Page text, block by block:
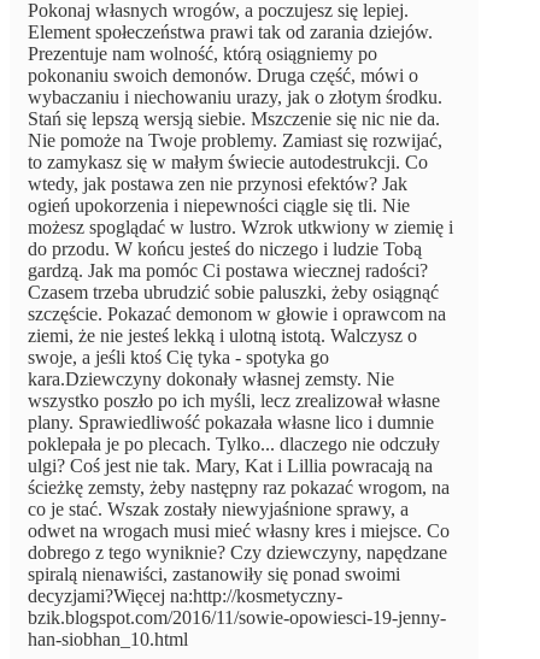
Pokonaj własnych wrogów, a poczujesz się lepiej.
Element społeczeństwa prawi tak od zarania dziejów.
Prezentuje nam wolność, którą osiągniemy po
pokonaniu swoich demonów. Druga część, mówi o
wybaczaniu i niechowaniu urazy, jak o złotym środku.
Stań się lepszą wersją siebie. Mszczenie się nic nie da.
Nie pomoże na Twoje problemy. Zamiast się rozwijać,
to zamykasz się w małym świecie autodestrukcji. Co
wtedy, jak postawa zen nie przynosi efektów? Jak
ogień upokorzenia i niepewności ciągle się tli. Nie
możesz spoglądać w lustro. Wzrok utkwiony w ziemię i
do przodu. W końcu jesteś do niczego i ludzie Tobą
gardzą. Jak ma pomóc Ci postawa wiecznej radości?
Czasem trzeba ubrudzić sobie paluszki, żeby osiągnąć
szczęście. Pokazać demonom w głowie i oprawcom na
ziemi, że nie jesteś lekką i ulotną istotą. Walczysz o
swoje, a jeśli ktoś Cię tyka - spotyka go
kara.Dziewczyny dokonały własnej zemsty. Nie
wszystko poszło po ich myśli, lecz zrealizował własne
plany. Sprawiedliwość pokazała własne lico i dumnie
poklepała je po plecach. Tylko... dlaczego nie odczuły
ulgi? Coś jest nie tak. Mary, Kat i Lillia powracają na
ścieżkę zemsty, żeby następny raz pokazać wrogom, na
co je stać. Wszak zostały niewyjaśnione sprawy, a
odwet na wrogach musi mieć własny kres i miejsce. Co
dobrego z tego wyniknie? Czy dziewczyny, napędzane
spiralą nienawiści, zastanowiły się ponad swoimi
decyzjami?Więcej na:http://kosmetyczny-
bzik.blogspot.com/2016/11/sowie-opowiesci-19-jenny-
han-siobhan_10.html